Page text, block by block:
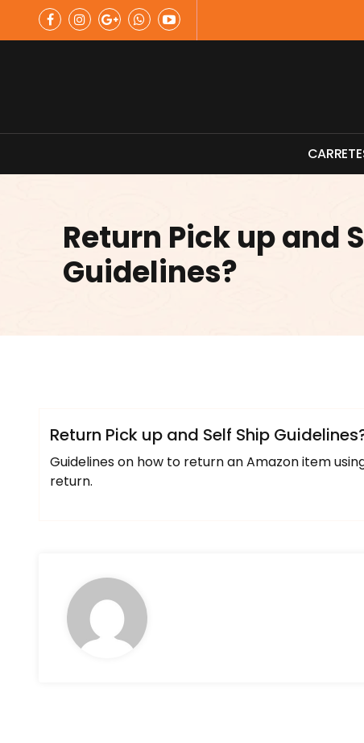
CARRETE
Return Pick up and
Guidelines?
Return Pick up and Self Ship
Guidelines on how to return an Amazon item
return.